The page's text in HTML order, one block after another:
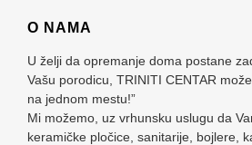
O NAMA
U želji da opremanje doma postane
Vašu porodicu, TRINITI CENTAR
na jednom mestu!”
Mi možemo, uz vrhunsku uslugu da
keramičke pločice, sanitarije, bojlere,